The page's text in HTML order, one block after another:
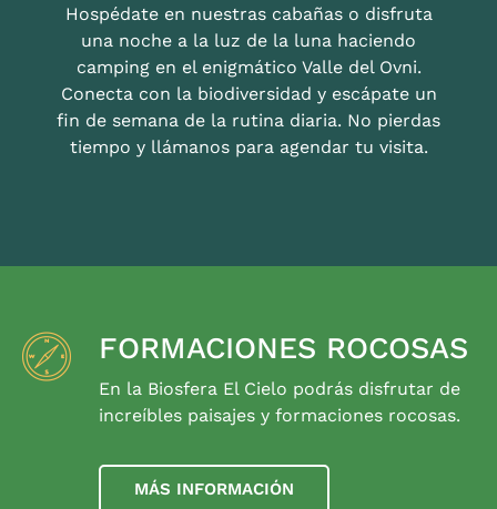
Hospédate en nuestras cabañas o disfruta
una noche a la luz de la luna haciendo
camping en el enigmático Valle del Ovni.
Conecta con la biodiversidad y escápate un
fin de semana de la rutina diaria. No pierdas
tiempo y llámanos para agendar tu visita.
FORMACIONES ROCOSAS
En la Biosfera El Cielo podrás disfrutar de
increíbles paisajes y formaciones rocosas.
MÁS INFORMACIÓN